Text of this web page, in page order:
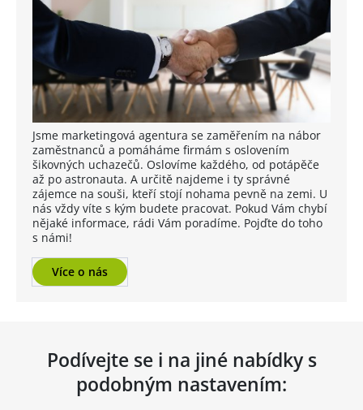
Jsme marketingová agentura se zaměřením na nábor
zaměstnanců a pomáháme firmám s oslovením
šikovných uchazečů. Oslovíme každého, od potápěče
až po astronauta. A určitě najdeme i ty správné
zájemce na souši, kteří stojí nohama pevně na zemi. U
nás vždy víte s kým budete pracovat. Pokud Vám chybí
nějaké informace, rádi Vám poradíme. Pojďte do toho
s námi!
Více o nás
Podívejte se i na jiné nabídky s
podobným nastavením: